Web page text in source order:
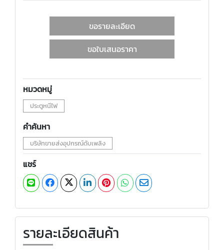
ขอรายละเอียด
ขอใบเสนอราคา
หมวดหมู่
ประตูหนีไฟ
คำค้นหา
บริษัทขายส่งอุปกรณ์ดับเพลิง
แชร์
รายละเอียดสินค้า